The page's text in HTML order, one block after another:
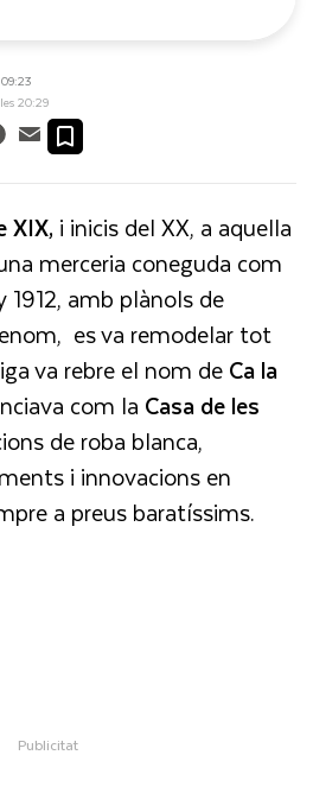
20:29
Facebook
Email
XIX, i inicis del XX, a aquella
merceria coneguda com
1912, amb plànols de
es va remodelar tot
va rebre el nom deCa la
com la Casa de les
de roba blanca,
i innovacions en
a preus baratíssims.